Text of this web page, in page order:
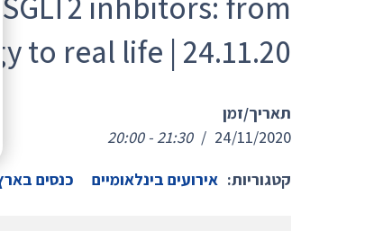
to real life | 24.11.20
תאריך/זמן
24/11/2020
/
20:00 - 21:30
קטגוריות: אירועים בינלאומיים כנסים